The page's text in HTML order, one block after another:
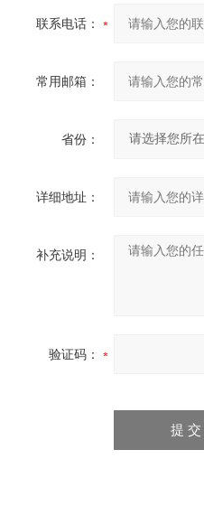
联系电话：
常用邮箱：
省份：
详细地址：
补充说明：
验证码：